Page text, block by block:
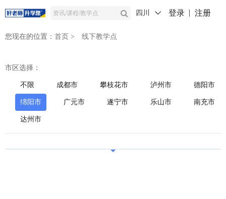
四川 登录 注册
您现在的位置： 首页 > 线下教学点
市区选择：
不限 成都市 攀枝花市 泸州市 德阳市
绵阳市 广元市 遂宁市 乐山市 南充市
达州市